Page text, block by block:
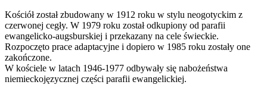
Kościół został zbudowany w 1912 roku w stylu neogotyckim z
czerwonej cegły. W 1979 roku został odkupiony od parafii
ewangelicko-augsburskiej i przekazany na cele świeckie.
Rozpoczęto prace adaptacyjne i dopiero w 1985 roku zostały one
zakończone.
W kościele w latach 1946-1977 odbywały się nabożeństwa
niemieckojęzycznej części parafii ewangelickiej.